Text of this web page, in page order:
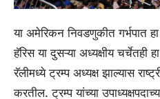
या अमेरिकन निवडणुकीत गर्भपात
हॅरिस या दुसऱ्या अध्यक्षीय चर्चेतही
रॅलीमध्ये ट्रम्प अध्यक्ष झाल्यास
करतील. ट्रम्प यांच्या